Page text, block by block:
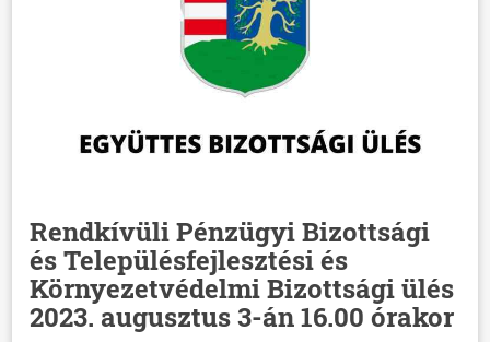
Rendkívüli Pénzügyi Bizottsági
és Településfejlesztési és
Környezetvédelmi Bizottsági ülés
2023. augusztus 3-án 16.00 órakor